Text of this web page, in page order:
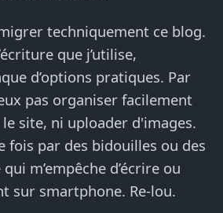
techniquement ce blog.
que j’utilise,
d’options pratiques. Par
pas organiser facilement
site, ni uploader d'images.
fois par des bidouilles ou des
m’empêche d’écrire ou
sur smartphone. Re-lou.